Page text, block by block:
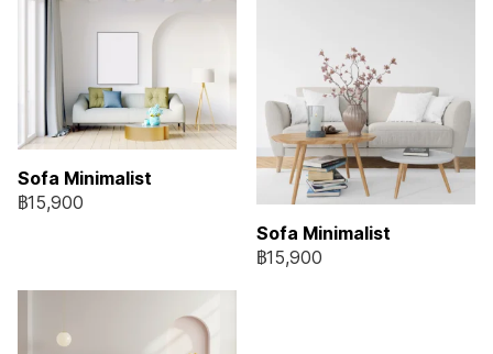
Sofa Minimalist
฿15,900
Sofa Minimalist
฿15,900